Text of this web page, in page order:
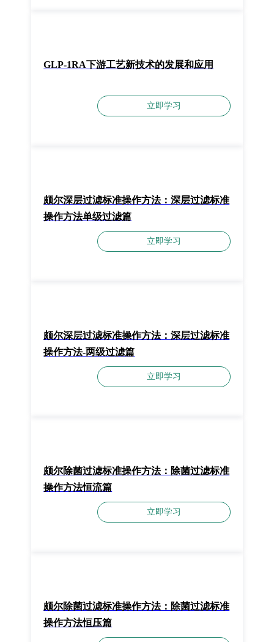
GLP-1RA下游工艺新技术的发展和应用
立即学习
颇尔深层过滤标准操作方法：深层过滤标准
操作方法单级过滤篇
立即学习
颇尔深层过滤标准操作方法：​深层过滤标准
操作方法-两级过滤篇
立即学习
颇尔除菌过滤标准操作方法：除菌过滤标准
操作方法恒流篇
立即学习
颇尔除菌过滤标准操作方法：除菌过滤标准
操作方法恒压篇